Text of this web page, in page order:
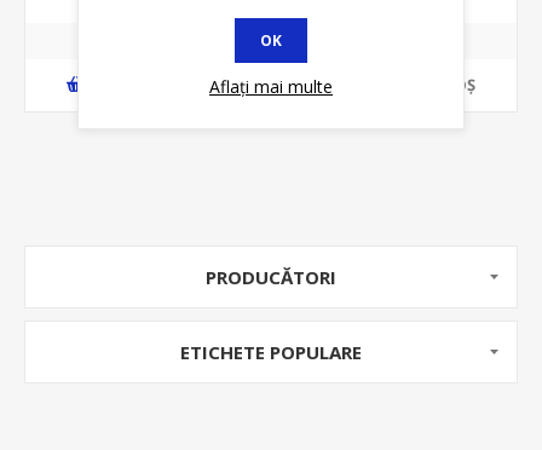
ADAUGĂ ȊN COŞ ADAUGĂ ȊN COŞ
PRODUCĂTORI
ETICHETE POPULARE
OK
Aflați mai multe